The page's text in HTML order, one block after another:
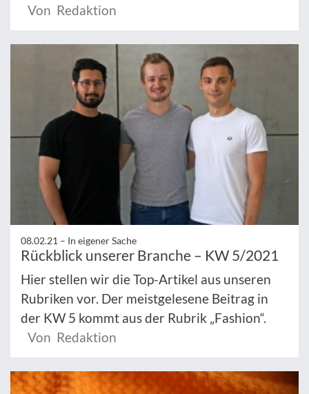
Von Redaktion
08.02.21 – In eigener Sache
Rückblick unserer Branche – KW 5/2021
Hier stellen wir die Top-Artikel aus unseren
Rubriken vor. Der meistgelesene Beitrag in
der KW 5 kommt aus der Rubrik „Fashion“.
Von Redaktion